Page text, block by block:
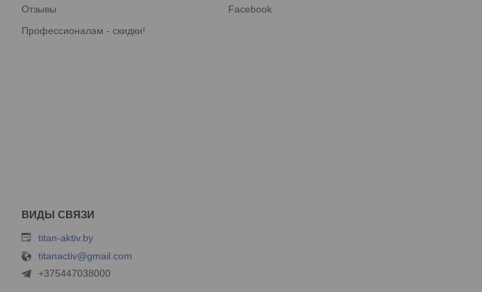
Отзывы
Профессионалам - скидки!
Facebook
titan-aktiv.by
titanactiv@gmail.com
+375447038000